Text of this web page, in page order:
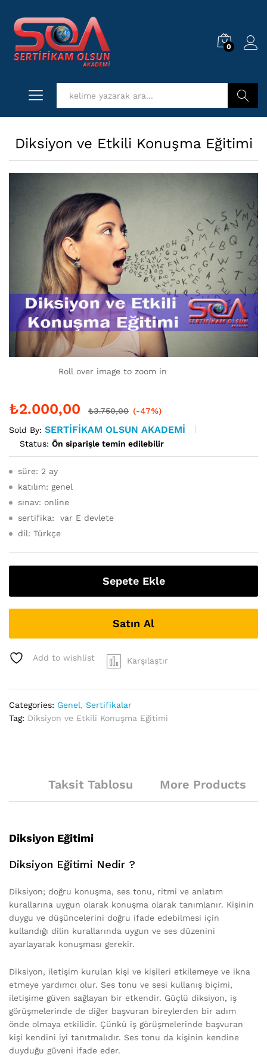
0
Diksiyon ve Etkili Konuşma Eğitimi
Roll over image to zoom in
₺2.000,00 ₺3.750,00 (-47%)
Sold By: SERTIFIKAM OLSUN AKADEMI
Status: Ön siparişle temin edilebilir
süre: 2 ay
katılım: genel
sınav: online
sertifika: var E devlete
dil: Türkçe
Sepete Ekle
Satın Al
Add to wishlist Karşılaştır
Categories: Genel, Sertifikalar
Tag: Diksiyon ve Etkili Konuşma Eğitimi
Taksit Tablosu More Products
Diksiyon Eğitimi
Diksiyon Eğitimi Nedir ?
Diksiyon; doğru konuşma, ses tonu, ritmi ve anlatım
kurallarına uygun olarak konuşma olarak tanımlanır. Kişinin
duygu ve düşüncelerini doğru ifade edebilmesi için
kullandığı dilin kurallarında uygun ve ses düzenini
ayarlayarak konuşması gerekir.
Diksiyon, iletişim kurulan kişi ve kişileri etkilemeye ve ikna
etmeye yardımcı olur. Ses tonu ve sesi kullanış biçimi,
iletişime güven sağlayan bir etkendir. Güçlü diksiyon, iş
görüşmelerinde de diğer başvuran bireylerden bir adım
önde olmaya etkilidir. Çünkü iş görüşmelerinde başvuran
kişi kendini iyi tanıtmalıdır. Ses tonu da kişinin kendine
duyduğu güveni ifade eder.